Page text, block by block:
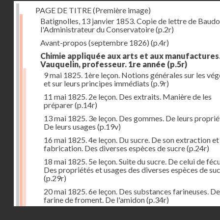
PAGE DE TITRE (Première image)
Batignolles, 13 janvier 1853. Copie de lettre de
l'Administrateur du Conservatoire(p.2r)
Avant-propos (septembre 1826) (p.4r)
Chimie appliquée aux arts et aux
Vauquelin, professeur. 1re année (p.5r)
9 mai 1825. 1ère leçon. Notions générales sur les
et sur leurs principes immédiats (p.9r)
11 mai 1825. 2e leçon. Des extraits. Manière de les
préparer(p.14r)
13 mai 1825. 3e leçon. Des gommes. De leurs
De leurs usages (p.19v)
16 mai 1825. 4e leçon. Du sucre. De son extraction et
fabrication. Des diverses espèces de sucre(p.24r)
18 mai 1825. 5e leçon. Suite du sucre. De celui de
Des propriétés et usages des diverses espèces de
(p.29r)
20 mai 1825. 6e leçon. Des substances farineuses.
farine de froment. De l'amidon(p.34r)